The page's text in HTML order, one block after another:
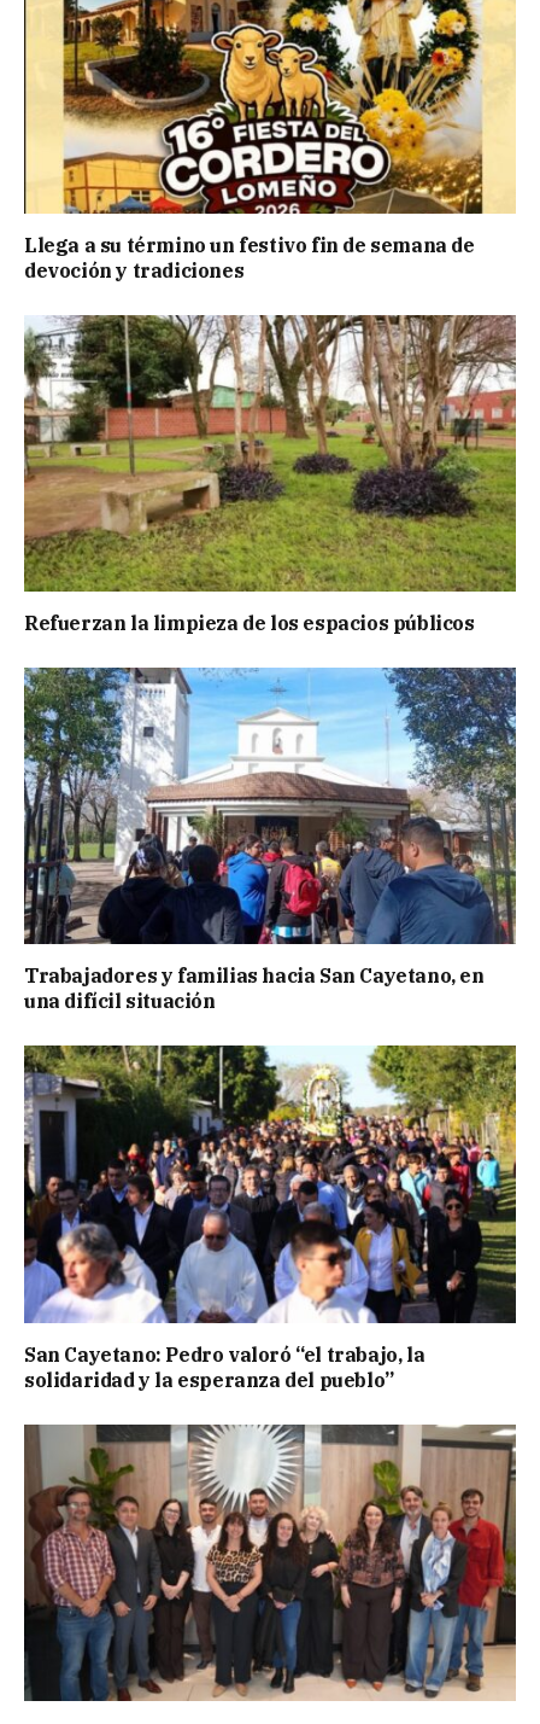
Llega a su término un festivo fin de semana de
devoción y tradiciones
Refuerzan la limpieza de los espacios públicos
Trabajadores y familias hacia San Cayetano, en
una difícil situación
San Cayetano: Pedro valoró “el trabajo, la
solidaridad y la esperanza del pueblo”